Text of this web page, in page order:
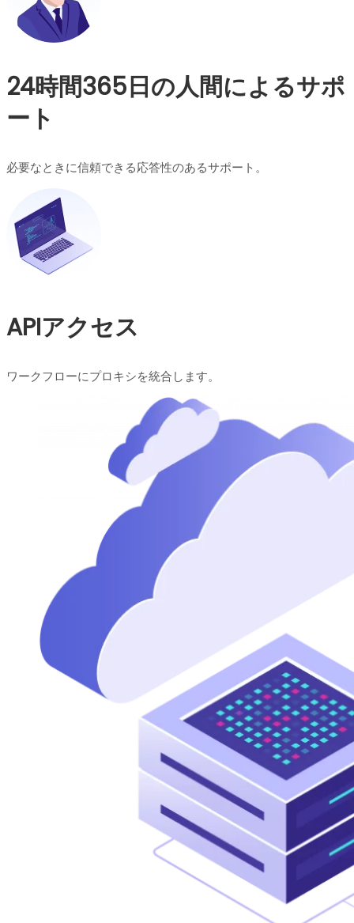
24時間365日の人間によるサポ
ート
必要なときに信頼できる応答性のあるサポート。
APIアクセス
ワークフローにプロキシを統合します。